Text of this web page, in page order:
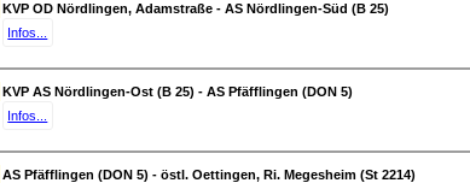
KVP OD Nördlingen, Adamstraße - AS Nördlingen-Süd (B 25)
Infos...
KVP AS Nördlingen-Ost (B 25) - AS Pfäfflingen (DON 5)
Infos...
AS Pfäfflingen (DON 5) - östl. Oettingen, Ri. Megesheim (St 2214)